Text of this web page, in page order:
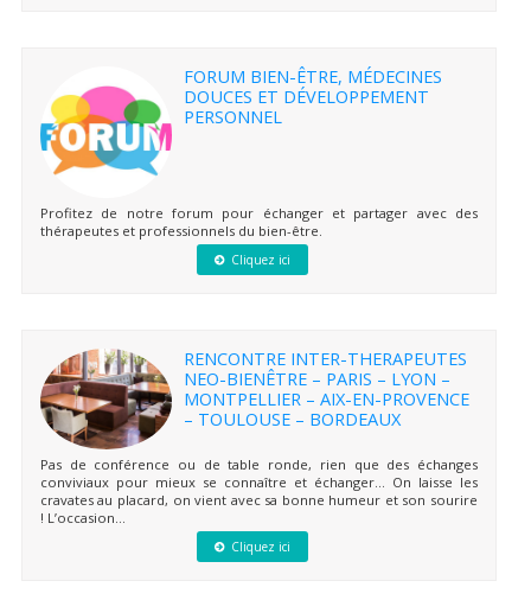
FORUM BIEN-ÊTRE, MÉDECINES
DOUCES ET DÉVELOPPEMENT
PERSONNEL
Profitez de notre forum pour échanger et partager avec des
thérapeutes et professionnels du bien-être.
Cliquez ici
RENCONTRE INTER-THERAPEUTES
NEO-BIENÊTRE – PARIS – LYON –
MONTPELLIER – AIX-EN-PROVENCE
– TOULOUSE – BORDEAUX
Pas de conférence ou de table ronde, rien que des échanges
conviviaux pour mieux se connaître et échanger… On laisse les
cravates au placard, on vient avec sa bonne humeur et son sourire
! L’occasion...
Cliquez ici